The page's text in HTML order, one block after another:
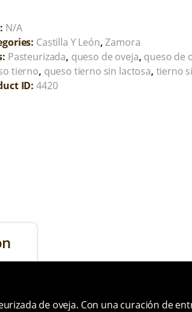
N/A
Castilla Y León,Zamora
Pasteurizada, queso de oveja, queso de
tierno, queso tierno sin lactosa, tierno
ID:4420
de oveja. Con una curación de